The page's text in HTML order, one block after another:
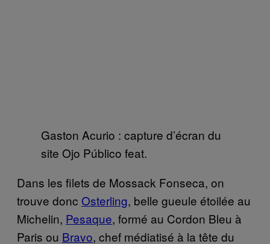
Gaston Acurio : capture d’écran du
site Ojo Público feat.
Dans les filets de Mossack Fonseca, on
trouve donc Osterling, belle gueule étoilée au
Michelin, Pesaque, formé au Cordon Bleu à
Paris ou Bravo, chef médiatisé à la tête du